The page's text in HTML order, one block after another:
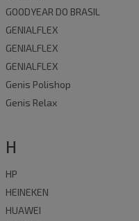
GOODYEAR DO BRASIL
GENIALFLEX
GENIALFLEX
GENIALFLEX
Genis Polishop
Genis Relax
H
HP
HEINEKEN
HUAWEI